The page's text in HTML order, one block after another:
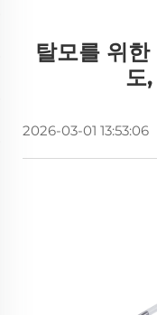
탈모를 위
도
2026-03-01 13:53:06